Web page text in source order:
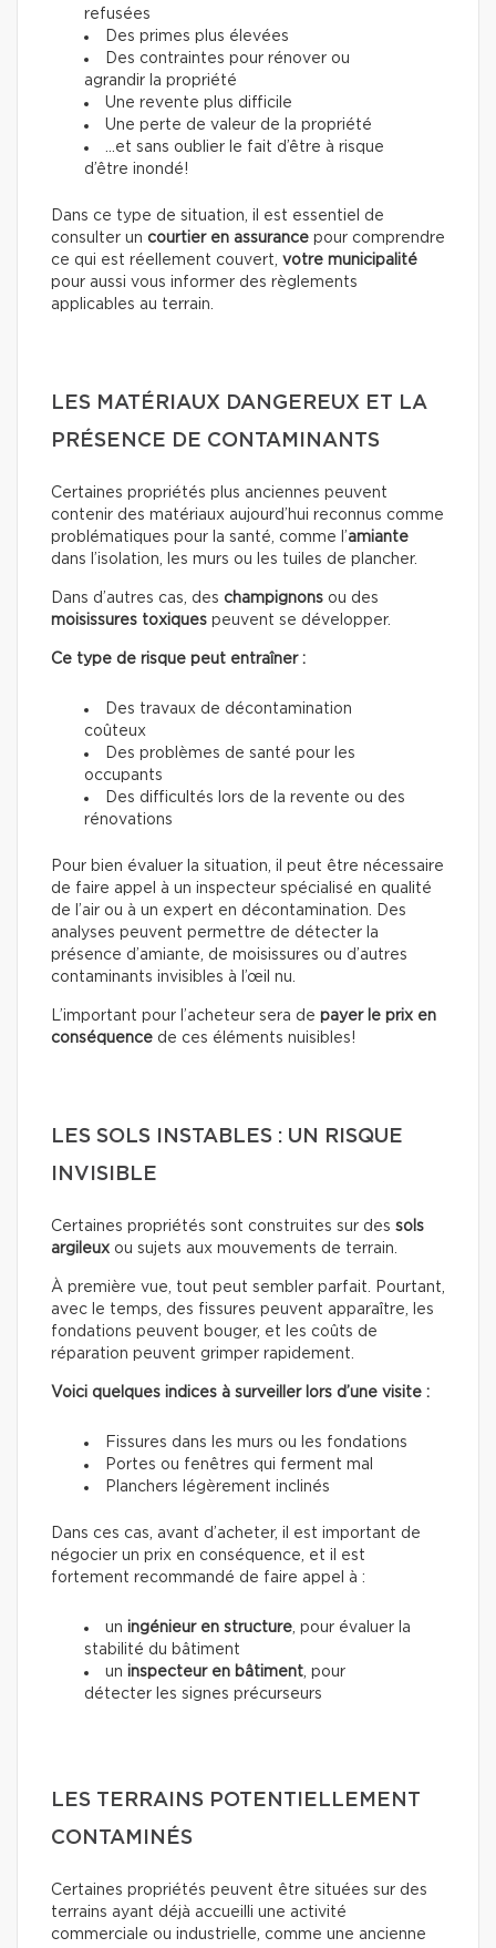
refusées
Des primes plus élevées
Des contraintes pour rénover ou
agrandir la propriété
Une revente plus difficile
Une perte de valeur de la propriété
…et sans oublier le fait d’être à risque
d’être inondé!
Dans ce type de situation, il est essentiel de
consulter un courtier en assurance pour comprendre
ce qui est réellement couvert, votre municipalité
pour aussi vous informer des règlements
applicables au terrain.
LES MATÉRIAUX DANGEREUX ET LA
PRÉSENCE DE CONTAMINANTS
Certaines propriétés plus anciennes peuvent
contenir des matériaux aujourd’hui reconnus comme
problématiques pour la santé, comme l’amiante
dans l’isolation, les murs ou les tuiles de plancher.
Dans d’autres cas, des champignons ou des
moisissures toxiques peuvent se développer.
Ce type de risque peut entraîner :
Des travaux de décontamination
coûteux
Des problèmes de santé pour les
occupants
Des difficultés lors de la revente ou des
rénovations
Pour bien évaluer la situation, il peut être nécessaire
de faire appel à un inspecteur spécialisé en qualité
de l’air ou à un expert en décontamination. Des
analyses peuvent permettre de détecter la
présence d’amiante, de moisissures ou d’autres
contaminants invisibles à l’œil nu.
L’important pour l’acheteur sera de payer le prix en
conséquence de ces éléments nuisibles!
LES SOLS INSTABLES : UN RISQUE
INVISIBLE
Certaines propriétés sont construites sur des sols
argileux ou sujets aux mouvements de terrain.
À première vue, tout peut sembler parfait. Pourtant,
avec le temps, des fissures peuvent apparaître, les
fondations peuvent bouger, et les coûts de
réparation peuvent grimper rapidement.
Voici quelques indices à surveiller lors d’une visite :
Fissures dans les murs ou les fondations
Portes ou fenêtres qui ferment mal
Planchers légèrement inclinés
Dans ces cas, avant d’acheter, il est important de
négocier un prix en conséquence, et il est
fortement recommandé de faire appel à :
un ingénieur en structure, pour évaluer la
stabilité du bâtiment
un inspecteur en bâtiment, pour
détecter les signes précurseurs
LES TERRAINS POTENTIELLEMENT
CONTAMINÉS
Certaines propriétés peuvent être situées sur des
terrains ayant déjà accueilli une activité
commerciale ou industrielle, comme une ancienne